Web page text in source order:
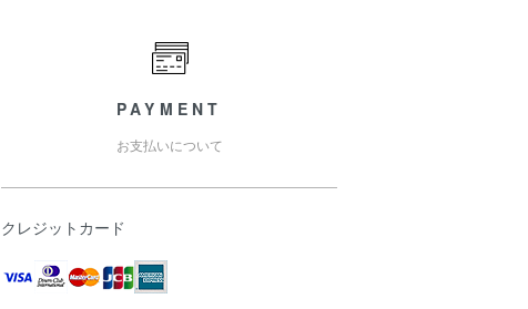
PAYMENT
お支払いについて
クレジットカード